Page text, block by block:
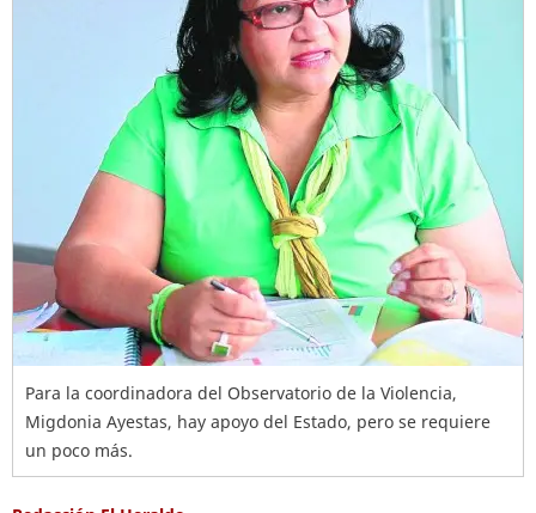
Para la coordinadora del Observatorio de la Violencia,
Migdonia Ayestas, hay apoyo del Estado, pero se requiere
un poco más.